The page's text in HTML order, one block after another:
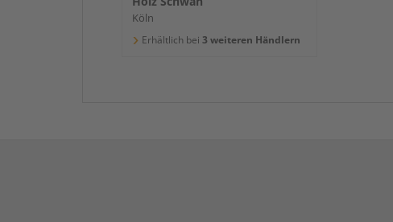
Köln
Erhältlich bei 3 weiteren Händlern